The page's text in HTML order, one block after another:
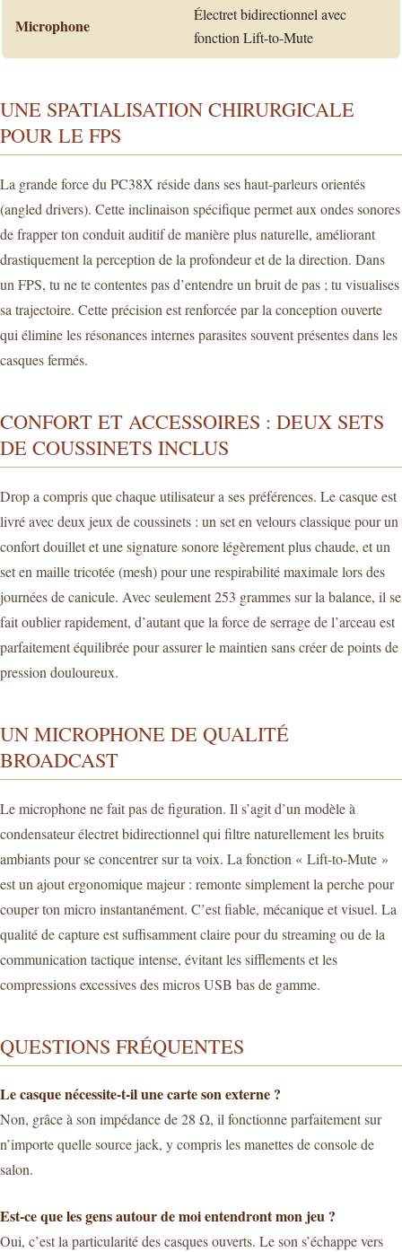
Microphone
Électret bidirectionnel avec
fonction Lift-to-Mute
UNE SPATIALISATION CHIRURGICALE
POUR LE FPS
La grande force du PC38X réside dans ses haut-parleurs orientés
(angled drivers). Cette inclinaison spécifique permet aux ondes sonores
de frapper ton conduit auditif de manière plus naturelle, améliorant
drastiquement la perception de la profondeur et de la direction. Dans
un FPS, tu ne te contentes pas d’entendre un bruit de pas ; tu visualises
sa trajectoire. Cette précision est renforcée par la conception ouverte
qui élimine les résonances internes parasites souvent présentes dans les
casques fermés.
CONFORT ET ACCESSOIRES : DEUX SETS
DE COUSSINETS INCLUS
Drop a compris que chaque utilisateur a ses préférences. Le casque est
livré avec deux jeux de coussinets : un set en velours classique pour un
confort douillet et une signature sonore légèrement plus chaude, et un
set en maille tricotée (mesh) pour une respirabilité maximale lors des
journées de canicule. Avec seulement 253 grammes sur la balance, il se
fait oublier rapidement, d’autant que la force de serrage de l’arceau est
parfaitement équilibrée pour assurer le maintien sans créer de points de
pression douloureux.
UN MICROPHONE DE QUALITÉ
BROADCAST
Le microphone ne fait pas de figuration. Il s’agit d’un modèle à
condensateur électret bidirectionnel qui filtre naturellement les bruits
ambiants pour se concentrer sur ta voix. La fonction « Lift-to-Mute »
est un ajout ergonomique majeur : remonte simplement la perche pour
couper ton micro instantanément. C’est fiable, mécanique et visuel. La
qualité de capture est suffisamment claire pour du streaming ou de la
communication tactique intense, évitant les sifflements et les
compressions excessives des micros USB bas de gamme.
QUESTIONS FRÉQUENTES
Le casque nécessite-t-il une carte son externe ?
Non, grâce à son impédance de 28 Ω, il fonctionne parfaitement sur
n’importe quelle source jack, y compris les manettes de console de
salon.
Est-ce que les gens autour de moi entendront mon jeu ?
Oui, c’est la particularité des casques ouverts. Le son s’échappe vers